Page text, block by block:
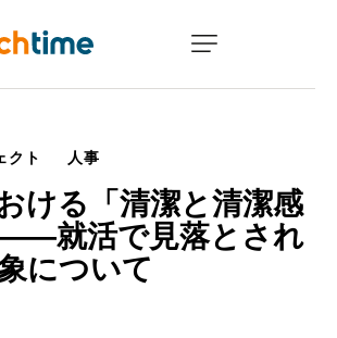
クト 人事
ける「清潔と清潔感
就活で見落とされ
について